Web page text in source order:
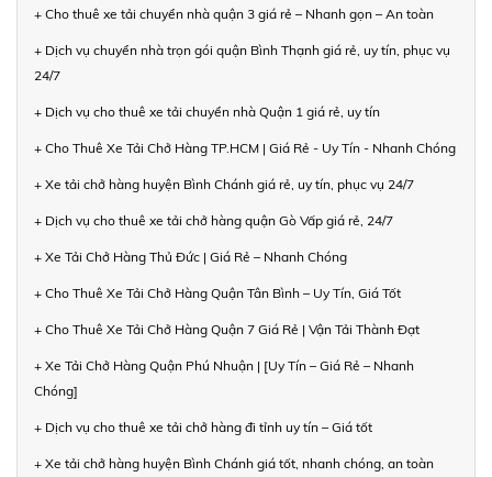
+ Cho thuê xe tải chuyển nhà quận 3 giá rẻ – Nhanh gọn – An toàn
+ Dịch vụ chuyển nhà trọn gói quận Bình Thạnh giá rẻ, uy tín, phục vụ
24/7
+ Dịch vụ cho thuê xe tải chuyển nhà Quận 1 giá rẻ, uy tín
+ Cho Thuê Xe Tải Chở Hàng TP.HCM | Giá Rẻ - Uy Tín - Nhanh Chóng
+ Xe tải chở hàng huyện Bình Chánh giá rẻ, uy tín, phục vụ 24/7
+ Dịch vụ cho thuê xe tải chở hàng quận Gò Vấp giá rẻ, 24/7
+ Xe Tải Chở Hàng Thủ Đức | Giá Rẻ – Nhanh Chóng
+ Cho Thuê Xe Tải Chở Hàng Quận Tân Bình – Uy Tín, Giá Tốt
+ Cho Thuê Xe Tải Chở Hàng Quận 7 Giá Rẻ | Vận Tải Thành Đạt
+ Xe Tải Chở Hàng Quận Phú Nhuận | [Uy Tín – Giá Rẻ – Nhanh
Chóng]
+ Dịch vụ cho thuê xe tải chở hàng đi tỉnh uy tín – Giá tốt
+ Xe tải chở hàng huyện Bình Chánh giá tốt, nhanh chóng, an toàn